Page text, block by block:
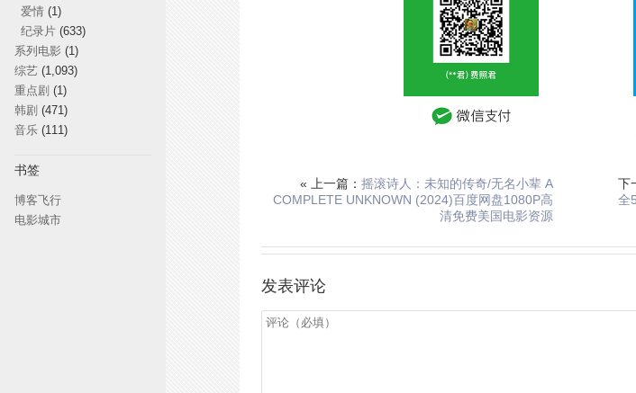
« 上一篇： 摇滚诗人：未知的传奇/无名小辈 A
COMPLETE UNKNOWN (2024)百度网盘1080P高
清免费美国电影资源
下
全
发表评论
爱情(1)
纪录片(633)
系列电影 (1)
综艺 (1,093)
重点剧 (1)
韩剧 (471)
音乐 (111)
书签
博客飞行
电影城市